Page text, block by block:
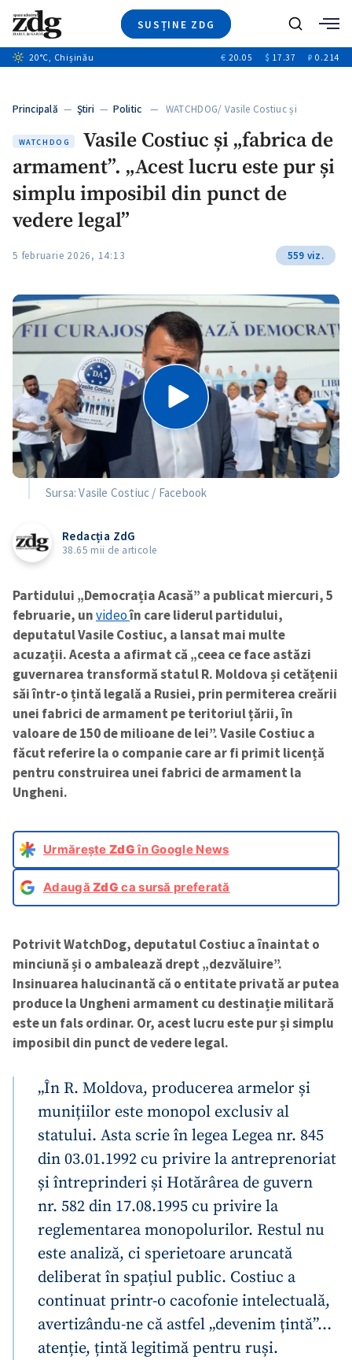
SUSȚINE ZDG
Ştiri
+6
Special
+1
+2
Caută
20°C, Chișinău € 20.05 $ 17.37 ₽ 0.214
Principală — Ştiri — Politic — WATCHDOG/ Vasile Costiuc și
WATCHDOG
Vasile Costiuc și „fabrica de
armament”. „Acest lucru este pur și
simplu imposibil din punct de
vedere legal”
5 februarie 2026, 14:13 559 viz.
Sursa: Vasile Costiuc / Facebook
Redacția ZdG
38.65 mii de articole
Partidului „Democrația Acasă” a publicat miercuri, 5
februarie, unvideoîn care liderul partidului,
deputatul Vasile Costiuc, a lansat mai multe
acuzații. Acesta a afirmat că „ceea ce face astăzi
guvernarea transformă statul R. Moldova și cetățenii
săi într-o țintă legală a Rusiei, prin permiterea creării
unei fabrici de armament pe teritoriul țării, în
valoare de 150 de milioane de lei”. Vasile Costiuc a
făcut referire la o companie care ar fi primit licență
pentru construirea unei fabrici de armament la
Ungheni.
Urmărește ZdGîn Google News
AdaugăZdG ca sursă preferată
Potrivit WatchDog, deputatul Costiuc a înaintat o
minciună și o ambalează drept „dezvăluire”.
Insinuarea halucinantă că o entitate privată ar putea
produce la Ungheni armament cu destinație militară
este un fals ordinar. Or, acest lucru este pur și simplu
imposibil din punct de vedere legal.
„În R. Moldova, producerea armelor și
munițiilor este monopol exclusiv al
statului. Asta scrie în legea Legea nr. 845
din 03.01.1992 cu privire la antreprenoriat
și întreprinderi și Hotărârea de guvern
nr. 582 din 17.08.1995 cu privire la
reglementarea monopolurilor. Restul nu
este analiză, ci sperietoare aruncată
deliberat în spațiul public. Costiuc a
continuat printr-o cacofonie intelectuală,
avertizându-ne că astfel „devenim țintă”…
atenție, țintă legitimă pentru ruși.